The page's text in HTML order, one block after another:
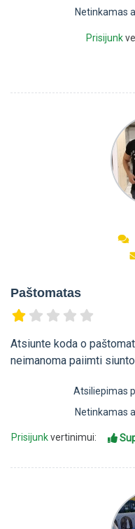
Netinkamas
Prisijunk
Paštomatas
Atsiunte koda o
neimanoma paiimti
Atsiliepimas
Netinkamas
Prisijunkvertinimui: